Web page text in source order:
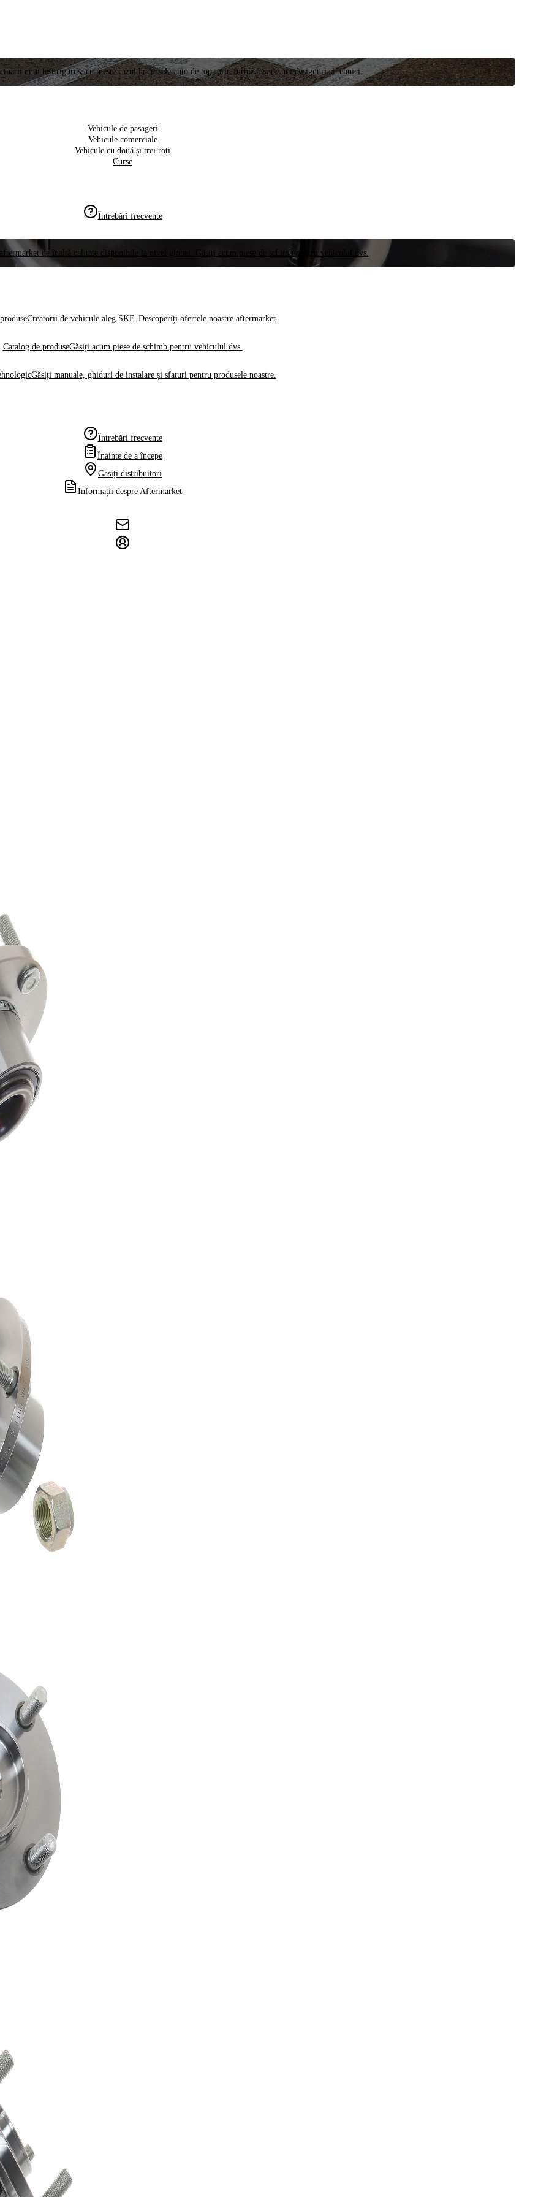
unui test riguros, cu meste cazul la cursele auto de top, prin furnizarea de noi designuri și tehnici.
Vehicule de pasageri
Vehicule comerciale
Vehicule cu două și trei roți
Curse
Întrebări frecvente
de înaltă calitate disponibile la nivel global. Găsiți acum piese de schimb pentru vehiculul dvs.
Creatorii de vehicule aleg SKF. Descoperiți ofertele noastre aftermarket.
Catalog de produseGăsiți acum piese de schimb pentru vehiculul dvs.
Găsiți manuale, ghiduri de instalare și sfaturi pentru produsele noastre.
Întrebări frecvente
Înainte de a începe
Găsiți distribuitori
Informații despre Aftermarket